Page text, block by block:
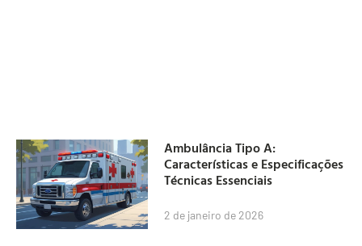
Ambulância Tipo A:
Características e Especificações
Técnicas Essenciais
2 de janeiro de 2026